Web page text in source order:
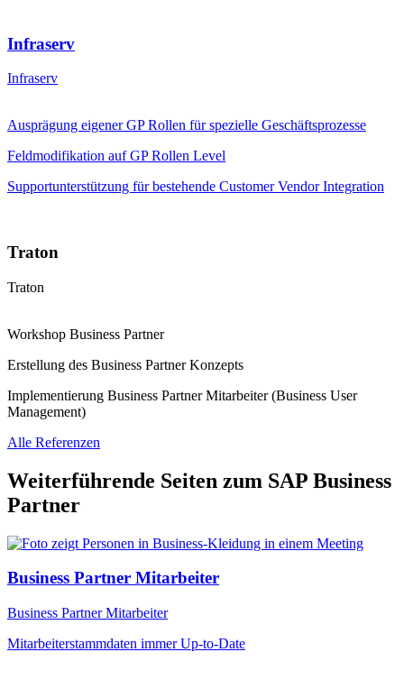
Infraserv
Infraserv
Ausprägung eigener GP Rollen für spezielle Geschäftsprozesse
Feldmodifikation auf GP Rollen Level
Supportunterstützung für bestehende Customer Vendor Integration
Traton
Traton
Workshop Business Partner
Erstellung des Business Partner Konzepts
Implementierung Business Partner Mitarbeiter (Business User
Management)
Alle Referenzen
Weiterführende Seiten zum SAP Business
Partner
Business Partner Mitarbeiter
Business Partner Mitarbeiter
Mitarbeiterstammdaten immer Up-to-Date